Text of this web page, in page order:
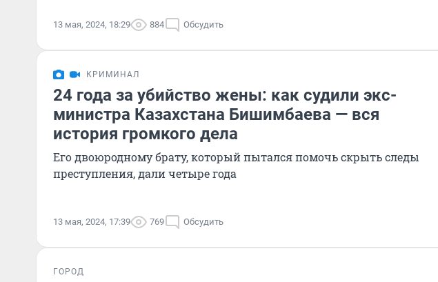
13 мая, 2024, 18:29 884 Обсудить
КРИМИНАЛ
24 года за убийство жены: как судили экс-
министра Казахстана Бишимбаева — вся
история громкого дела
Его двоюродному брату, который пытался помочь скрыть следы
преступления, дали четыре года
13 мая, 2024, 17:39 769 Обсудить
ГОРОД